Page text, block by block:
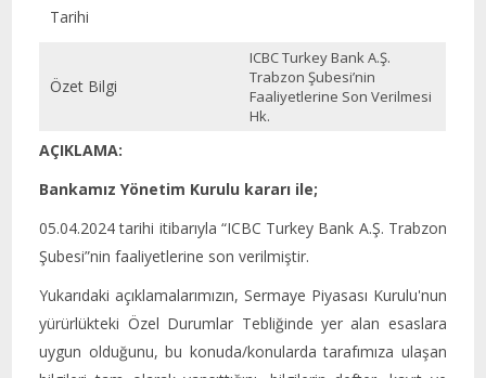
Tarihi
Özet Bilgi
ICBC Turkey Bank A.Ş.
Trabzon Şubesi’nin
Faaliyetlerine Son Verilmesi
Hk.
AÇIKLAMA:
Bankamız Yönetim Kurulu kararı ile;
05.04.2024 tarihi itibarıyla “ICBC Turkey Bank A.Ş. Trabzon
Şubesi”nin faaliyetlerine son verilmiştir.
Yukarıdaki açıklamalarımızın, Sermaye Piyasası Kurulu'nun
yürürlükteki Özel Durumlar Tebliğinde yer alan esaslara
uygun olduğunu, bu konuda/konularda tarafımıza ulaşan